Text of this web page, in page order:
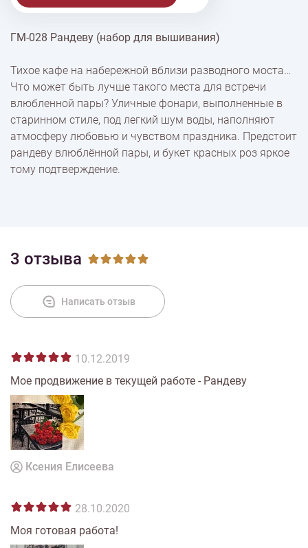
% Скидки
Доставка
Оплата
ГМ-028 Рандеву (набор для вышивания)
Тихое кафе на набережной вблизи разводного моста…
Что может быть лучше такого места для встречи
влюбленной пары? Уличные фонари, выполненные в
старинном стиле, под легкий шум воды, наполняют
атмосферу любовью и чувством праздника. Предстоит
рандеву влюблённой пары, и букет красных роз яркое
тому подтверждение.
3 отзыва
Написать отзыв
10.12.2019
Мое продвижение в текущей работе - Рандеву
Ксения Елисеева
28.10.2020
Моя готовая работа!